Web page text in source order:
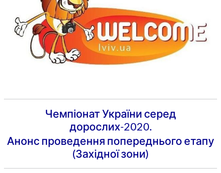
Чемпіонат України серед
дорослих-2020.
Анонс проведення попереднього етапу
(Західної зони)